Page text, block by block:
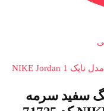
کفش کتانی اسپرت مردانه رنگ سفید آبی مدل نایک NIKE Jordan 1
سفید سرمه